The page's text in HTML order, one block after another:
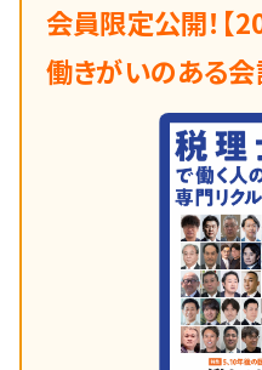
会員限定公開！【
働きがいのある